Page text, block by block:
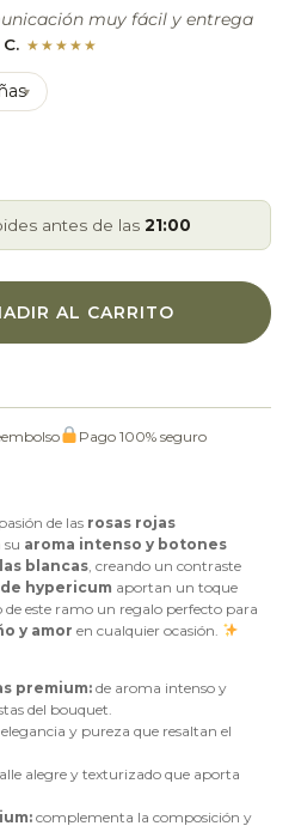
muy fácil y entrega
★★★★★
▾
antes de las 21:00
AL CARRITO
Pago 100% seguro
de las rosas rojas
su aroma intenso y botones
blancas , creando un contraste
de hypericum aportan un toque
este ramo un regalo perfecto para
y amor en cualquier ocasión.
premium: de aroma intenso y
del bouquet.
elegancia y pureza que resaltan el
alegre y texturizado que aporta
complementa la composición y